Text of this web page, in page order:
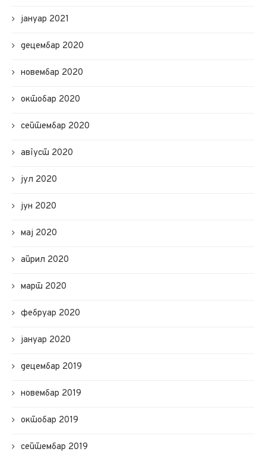
јануар 2021
децембар 2020
новембар 2020
октобар 2020
септембар 2020
август 2020
јул 2020
јун 2020
мај 2020
април 2020
март 2020
фебруар 2020
јануар 2020
децембар 2019
новембар 2019
октобар 2019
септембар 2019